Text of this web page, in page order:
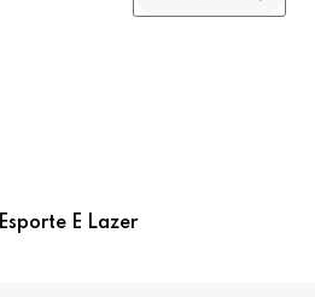
Esporte E Lazer